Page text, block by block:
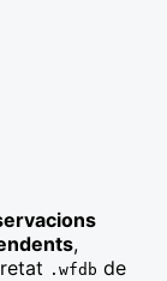
,
.wfdb de